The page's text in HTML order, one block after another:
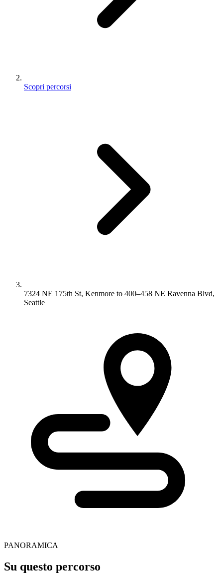
Scopri percorsi
7324 NE 175th St, Kenmore to 400–458 NE Ravenna Blvd,
Seattle
PANORAMICA
Su questo percorso